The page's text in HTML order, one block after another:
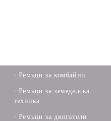
Ремъци за комбайни
Ремъци за земеделска
техника
Ремъци за двигатели